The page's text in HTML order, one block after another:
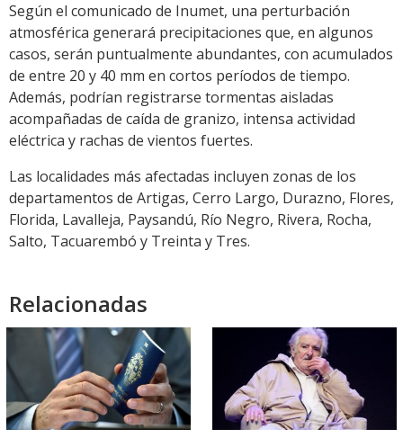
Según el comunicado de Inumet, una perturbación
atmosférica generará precipitaciones que, en algunos
casos, serán puntualmente abundantes, con acumulados
de entre 20 y 40 mm en cortos períodos de tiempo.
Además, podrían registrarse tormentas aisladas
acompañadas de caída de granizo, intensa actividad
eléctrica y rachas de vientos fuertes.
Las localidades más afectadas incluyen zonas de los
departamentos de Artigas, Cerro Largo, Durazno, Flores,
Florida, Lavalleja, Paysandú, Río Negro, Rivera, Rocha,
Salto, Tacuarembó y Treinta y Tres.
Relacionadas